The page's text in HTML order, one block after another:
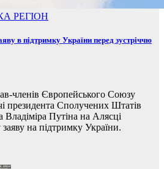
РЕГІОН
в підтримку України перед зустріччю
членів Європейського Союзу
президента Сполучених Штатів
Путіна на Алясці
на підтримку України.